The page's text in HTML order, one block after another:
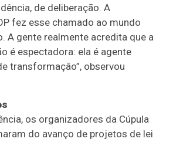
de deliberação. A
fez esse chamado ao mundo
A gente realmente acredita que a
é espectadora: ela é agente
transformação”, observou
os organizadores da Cúpula
do avanço de projetos de lei